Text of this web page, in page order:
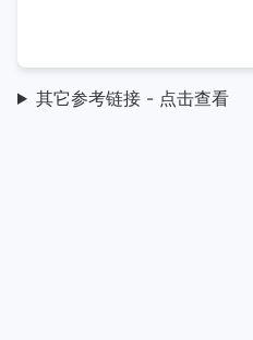
其它参考链接 - 点击查看